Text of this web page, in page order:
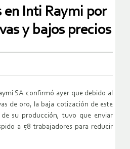
en Inti Raymi por
y bajos precios
SA confirmó ayer que debido al
de oro, la baja cotización de este
su producción, tuvo que enviar
a 58 trabajadores para reducir